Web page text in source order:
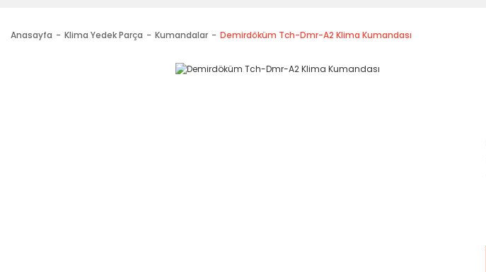
Anasayfa Klima Yedek Parça Kumandalar Demirdöküm Tch-Dmr-A2 Klima Kumandası